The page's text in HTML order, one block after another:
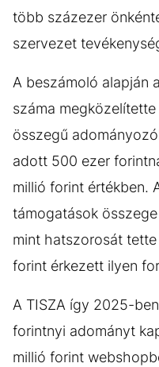
több százezer
szervezet
A beszámoló alapján
száma
összegű
adott 500 ezer
millió forint értékben.
támogatások
mint hatszorosát
forint érkezett ilyen
A TISZA így 2025-
forintnyi adományt
millió forint